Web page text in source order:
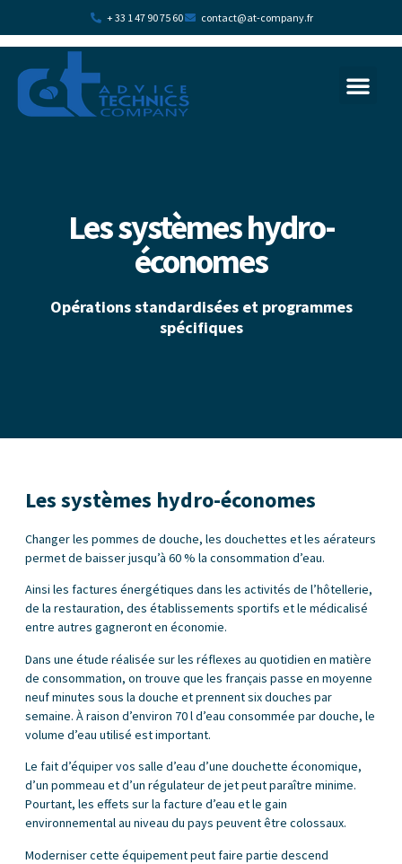
+ 33 1 47 90 75 60 contact@at-company.fr
Les systèmes hydro-
économes
Opérations standardisées et programmes
spécifiques
Les systèmes hydro-économes
Changer les pommes de douche, les douchettes et les aérateurs
permet de baisser jusqu’à 60 % la consommation d’eau.
Ainsi les factures énergétiques dans les activités de l’hôtellerie,
de la restauration, des établissements sportifs et le médicalisé
entre autres gagneront en économie.
Dans une étude réalisée sur les réflexes au quotidien en matière
de consommation, on trouve que les français passe en moyenne
neuf minutes sous la douche et prennent six douches par
semaine. À raison d’environ 70 l d’eau consommée par douche, le
volume d’eau utilisé est important.
Le fait d’équiper vos salle d’eau d’une douchette économique,
d’un pommeau et d’un régulateur de jet peut paraître minime.
Pourtant, les effets sur la facture d’eau et le gain
environnemental au niveau du pays peuvent être colossaux.
Moderniser cette équipement peut faire partie descend